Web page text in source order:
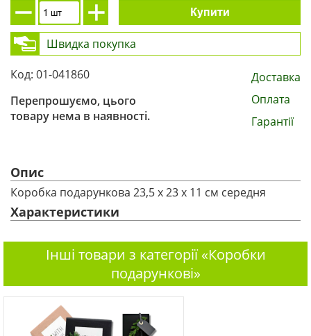
Купити
Швидка покупка
Код: 01-041860
Перепрошуємо, цього
товару нема в наявності.
Доставка
Оплата
Гарантії
Опис
Коробка подарункова 23,5 х 23 х 11 см середня
Характеристики
Інші товари з категорії «Коробки
подарункові»